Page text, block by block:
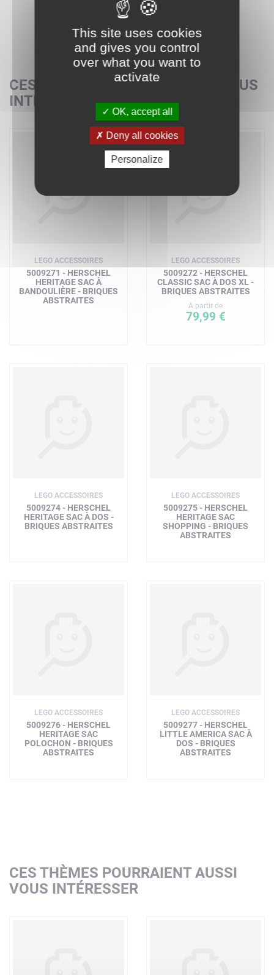
CES SETS POURRAIENT AUSSI VOUS
INTÉRESSER
LEGO ACCESSOIRES
5009271 - HERSCHEL
HERITAGE SAC À
BANDOULIÈRE - BRIQUES
ABSTRAITES
LEGO ACCESSOIRES
5009272 - HERSCHEL
CLASSIC SAC À DOS XL -
BRIQUES ABSTRAITES
A partir de
79,99 €
LEGO ACCESSOIRES
5009274 - HERSCHEL
HERITAGE SAC À DOS -
BRIQUES ABSTRAITES
LEGO ACCESSOIRES
5009275 - HERSCHEL
HERITAGE SAC
SHOPPING - BRIQUES
ABSTRAITES
LEGO ACCESSOIRES
5009276 - HERSCHEL
HERITAGE SAC
POLOCHON - BRIQUES
ABSTRAITES
LEGO ACCESSOIRES
5009277 - HERSCHEL
LITTLE AMERICA SAC À
DOS - BRIQUES
ABSTRAITES
CES THÈMES POURRAIENT AUSSI
VOUS INTÉRESSER
This site uses cookies
and gives you control
over what you want to
activate
OK, accept all
Deny all cookies
Personalize